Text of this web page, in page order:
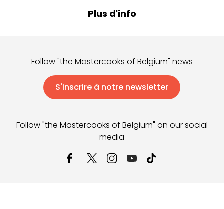
Plus d'info
Follow "the Mastercooks of Belgium" news
S'inscrire à notre newsletter
Follow "the Mastercooks of Belgium" on our social
media